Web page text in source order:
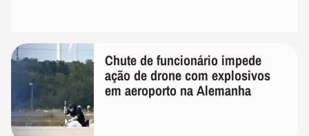
Chute de funcionário impede
ação de drone com explosivos
em aeroporto na Alemanha